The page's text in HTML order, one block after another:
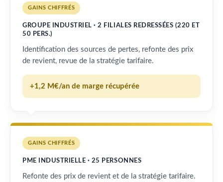
GAINS CHIFFRÉS
GROUPE INDUSTRIEL · 2 FILIALES REDRESSÉES (220 ET
50 PERS.)
Identification des sources de pertes, refonte des prix
de revient, revue de la stratégie tarifaire.
+1,2 M€/an de marge récupérée
GAINS CHIFFRÉS
PME INDUSTRIELLE · 25 PERSONNES
Refonte des prix de revient et de la stratégie tarifaire.